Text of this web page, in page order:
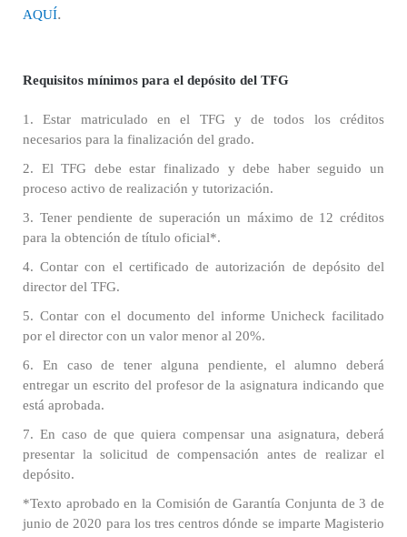
AQUÍ.
Requisitos mínimos para el depósito del TFG
1. Estar matriculado en el TFG y de todos los créditos
necesarios para la finalización del grado.
2. El TFG debe estar finalizado y debe haber seguido un
proceso activo de realización y tutorización.
3. Tener pendiente de superación un máximo de 12 créditos
para la obtención de título oficial*.
4. Contar con el certificado de autorización de depósito del
director del TFG.
5. Contar con el documento del informe Unicheck facilitado
por el director con un valor menor al 20%.
6. En caso de tener alguna pendiente, el alumno deberá
entregar un escrito del profesor de la asignatura indicando que
está aprobada.
7. En caso de que quiera compensar una asignatura, deberá
presentar la solicitud de compensación antes de realizar el
depósito.
*Texto aprobado en la Comisión de Garantía Conjunta de 3 de
junio de 2020 para los tres centros dónde se imparte Magisterio